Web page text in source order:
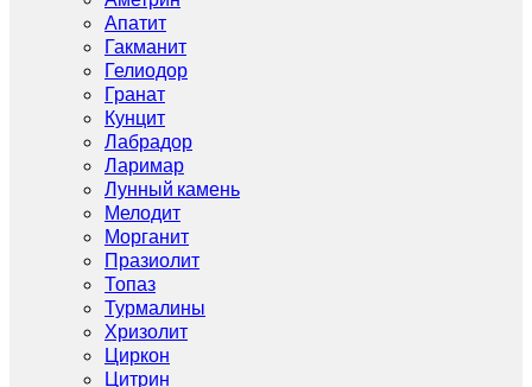
Апатит
Гакманит
Гелиодор
Гранат
Кунцит
Лабрадор
Ларимар
Лунный камень
Мелодит
Морганит
Празиолит
Топаз
Турмалины
Хризолит
Циркон
Цитрин